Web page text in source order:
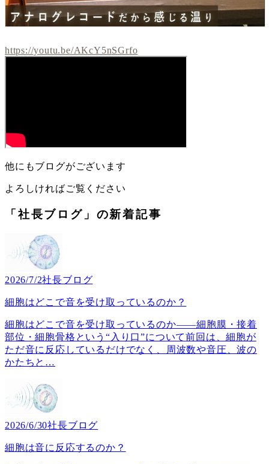
https://youtu.be/AKcY5nSGrfo
他にもブログがございます
よろしければご覧ください
「社長ブログ」の新着記事
2026/7/2社長ブログ
細胞はどこで音を受け取っているのか？
細胞はどこで音を受け取っているのか――細胞膜・接着
部位・細胞骨格という“入り口”について前回は、細胞が
ただ音に反応しているだけでなく、周波数や音圧、波の
かたちと …
2026/6/30社長ブログ
細胞は音に反応するのか？